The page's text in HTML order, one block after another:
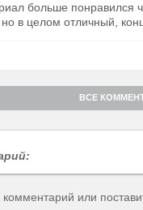
больше понравился
в целом отличный,
ВСЕ
комментарий или